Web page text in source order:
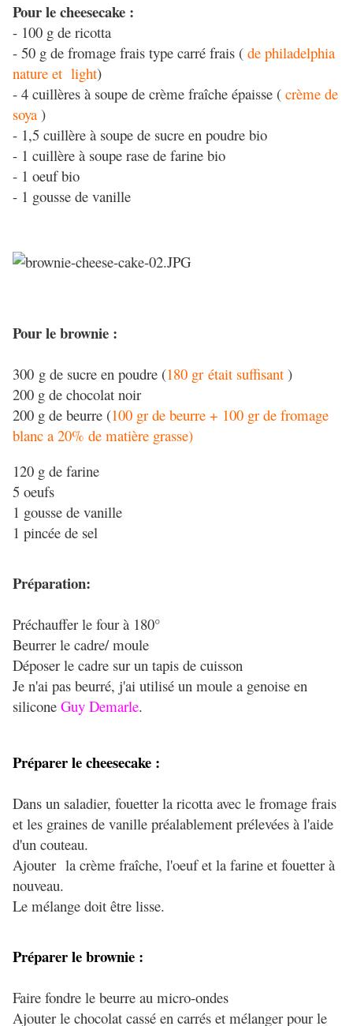
Pour le cheesecake :
- 100 g de ricotta
- 50 g de fromage frais type carré frais ( de philadelphia
nature et light)
- 4 cuillères à soupe de crème fraîche épaisse ( crème de
soya )
- 1,5 cuillère à soupe de sucre en poudre bio
- 1 cuillère à soupe rase de farine bio
- 1 oeuf bio
- 1 gousse de vanille
Pour le brownie :
300 g de sucre en poudre (180 gr était suffisant )
200 g de chocolat noir
200 g de beurre (100 gr de beurre + 100 gr de fromage
blanc a 20% de matière grasse)
120 g de farine
5 oeufs
1 gousse de vanille
1 pincée de sel
Préparation:
Préchauffer le four à 180°
Beurrer le cadre/ moule
Déposer le cadre sur un tapis de cuisson
Je n'ai pas beurré, j'ai utilisé un moule a genoise en
silicone Guy Demarle.
Préparer le cheesecake :
Dans un saladier, fouetter la ricotta avec le fromage frais
et les graines de vanille préalablement prélevées à l'aide
d'un couteau.
Ajouter la crème fraîche, l'oeuf et la farine et fouetter à
nouveau.
Le mélange doit être lisse.
Préparer le brownie :
Faire fondre le beurre au micro-ondes
Ajouter le chocolat cassé en carrés et mélanger pour le